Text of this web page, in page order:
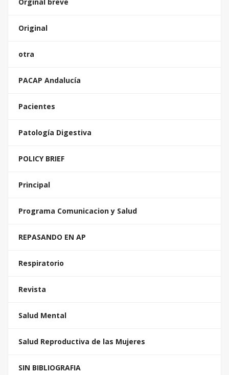
Original
otra
PACAP Andalucía
Pacientes
Patología Digestiva
POLICY BRIEF
Principal
Programa Comunicacion y Salud
REPASANDO EN AP
Respiratorio
Revista
Salud Mental
Salud Reproductiva de las Mujeres
SIN BIBLIOGRAFIA